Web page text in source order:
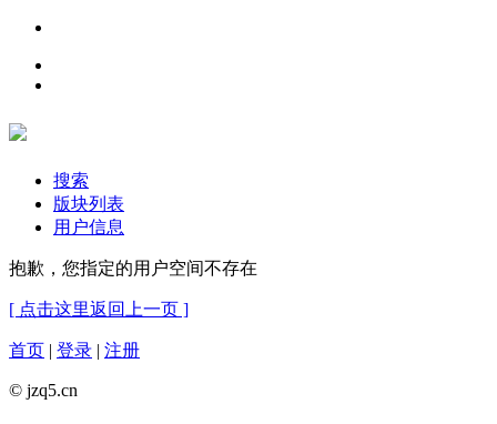
搜索
版块列表
用户信息
抱歉，您指定的用户空间不存在
[ 点击这里返回上一页 ]
首页 | 登录 | 注册
© jzq5.cn